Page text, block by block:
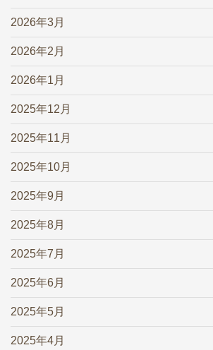
2026年3月
2026年2月
2026年1月
2025年12月
2025年11月
2025年10月
2025年9月
2025年8月
2025年7月
2025年6月
2025年5月
2025年4月